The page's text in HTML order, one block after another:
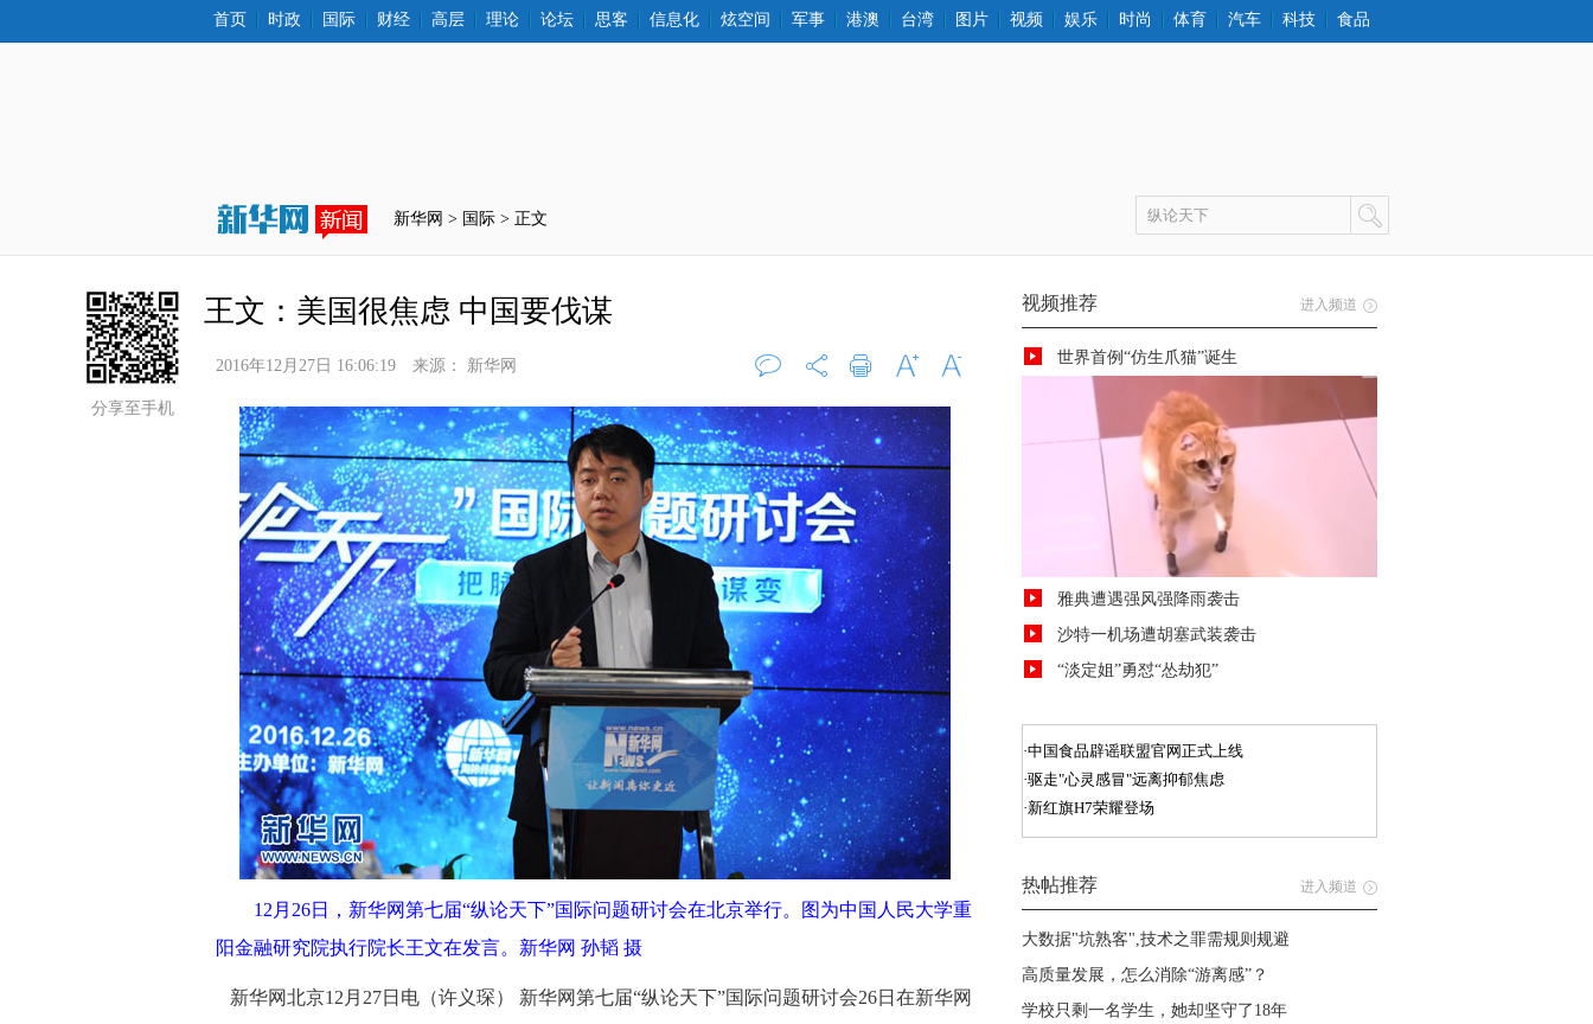
首页 时政 国际 财经 高层 理论 论坛 思客 信息化 炫空间 军事 港澳 台湾 图片 视频 娱乐 时尚 体育 汽车 科技 食品
新华网 > 国际 > 正文
分享至手机
王文：美国很焦虑 中国要伐谋
2016年12月27日 16:06:19 来源： 新华网
评论 打印 字大
12月26日，新华网第七届“纵论天下”国际问题研讨会在北京举行。图为中国人民大学重
阳金融研究院执行院长王文在发言。新华网 孙韬 摄
新华网北京12月27日电（许义琛） 新华网第七届“纵论天下”国际问题研讨会26日在新华网